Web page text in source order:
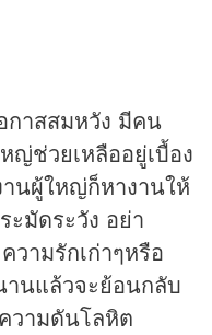
กาสสมหวัง มีคน
ช่วยเหลืออยู่เบื้อง
นผู้ใหญ่ก็หางานให้
ะมัดระวัง อย่า
วามรักเก่าๆหรือ
นแล้วจะย้อนกลับ
วามดันโลหิต